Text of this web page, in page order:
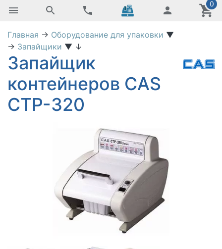
0
Главная → Оборудование для упаковки ▼
→ Запайщики ▼ ↓
Запайщик
контейнеров CAS
СТР-320